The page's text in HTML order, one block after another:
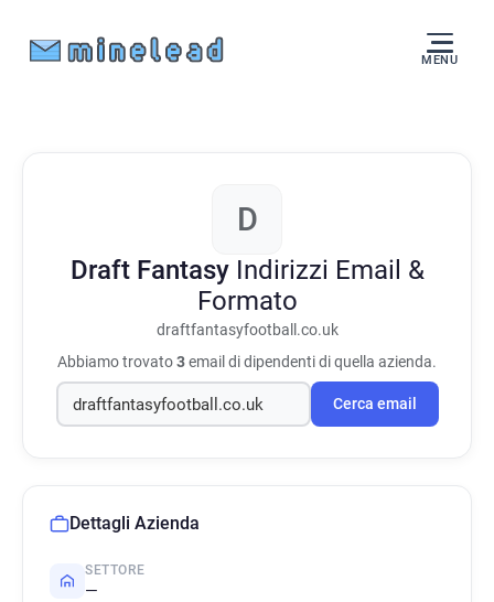
MENU
D
Draft Fantasy Indirizzi Email &
Formato
draftfantasyfootball.co.uk
Abbiamo trovato3email di dipendenti di quella azienda.
Cerca email
Dettagli Azienda
SETTORE
—